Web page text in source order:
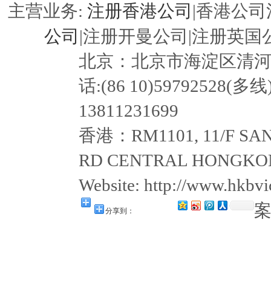
主营业务: 注册香港公司 |香港公
公司 |注册开曼公司|注册英
北京：北京市海淀区清
话:(86 10)59792528(多
13811231699
香港：RM1101, 11/F
RD CENTRAL
Website: http://
分享到：